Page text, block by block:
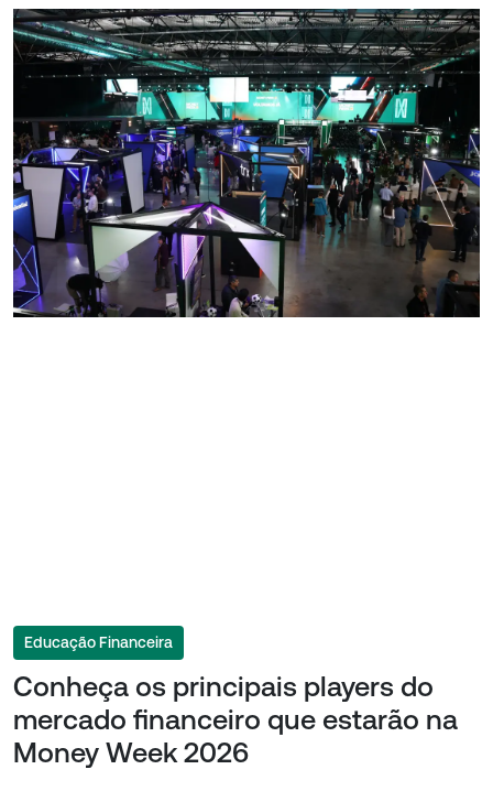
Educação Financeira
Conheça os principais players do
mercado financeiro que estarão na
Money Week 2026